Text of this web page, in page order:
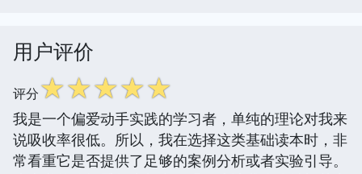
用户评价
评分☆☆☆☆☆
我是一个偏爱动手实践的学习者，单纯的理论对我来
说吸收率很低。所以，我在选择这类基础读本时，非
常看重它是否提供了足够的案例分析或者实验引导。